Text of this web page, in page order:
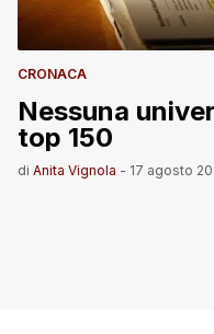
CRONACA
Nessuna
top 150
di Anita Vignola - 17 agosto